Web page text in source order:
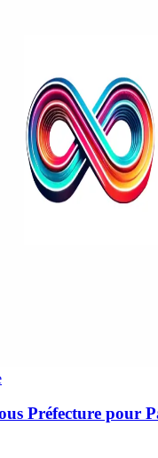
Préfecture pour